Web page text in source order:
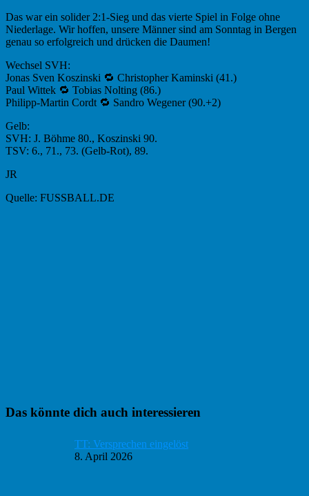
Das war ein solider 2:1-Sieg und das vierte Spiel in Folge ohne
Niederlage. Wir hoffen, unsere Männer sind am Sonntag in Bergen
genau so erfolgreich und drücken die Daumen!
Wechsel SVH:
Jonas Sven Koszinski 🔁 Christopher Kaminski (41.)
Paul Wittek 🔁 Tobias Nolting (86.)
Philipp-Martin Cordt 🔁 Sandro Wegener (90.+2)
Gelb:
SVH: J. Böhme 80., Koszinski 90.
TSV: 6., 71., 73. (Gelb-Rot), 89.
JR
Quelle: FUSSBALL.DE
Haupt-
Das könnte dich auch interessieren
TT: Versprechen eingelöst
8. April 2026